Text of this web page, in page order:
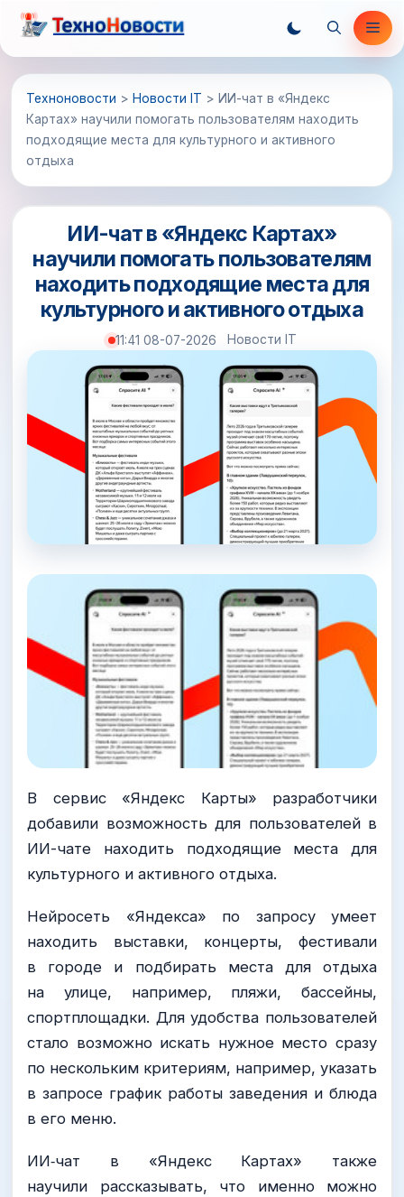
Перейти
содержимому
Техноновости > Новости IT > ИИ-чат в «Яндекс
Картах» научили помогать пользователям находить
подходящие места для культурного и активного
отдыха
ИИ-чат в «Яндекс Картах»
научили помогать пользователям
находить подходящие места для
культурного и активного отдыха
11:41 08-07-2026 Новости IT
В сервис «Яндекс Карты» разработчики
добавили возможность для пользователей в
ИИ-чате находить подходящие места для
культурного и активного отдыха.
Нейросеть «Яндекса» по запросу умеет
находить выставки, концерты, фестивали
в городе и подбирать места для отдыха
на улице, например, пляжи, бассейны,
спортплощадки. Для удобства пользователей
стало возможно искать нужное место сразу
по нескольким критериям, например, указать
в запросе график работы заведения и блюда
в его меню.
ИИ‑чат в «Яндекс Картах» также
научили рассказывать, что именно можно